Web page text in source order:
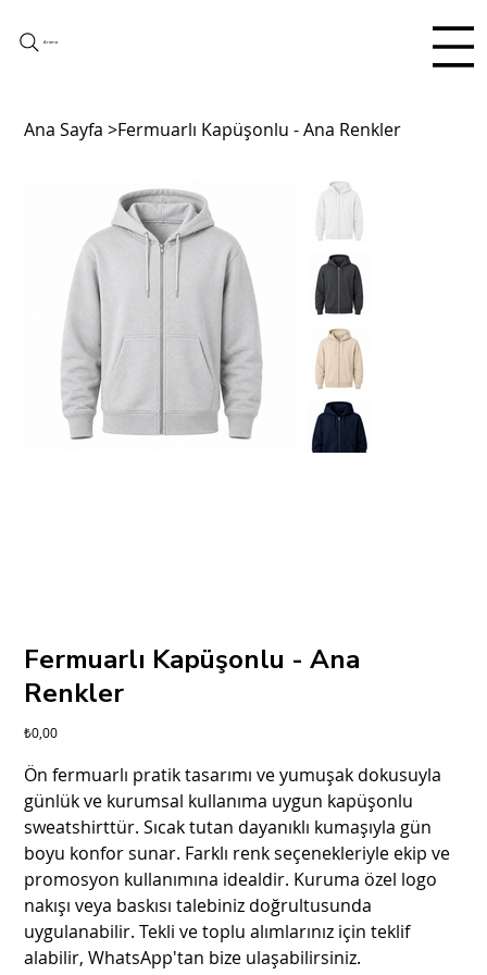
Arama
Ana Sayfa >Fermuarlı Kapüşonlu - Ana Renkler
Fermuarlı Kapüşonlu - Ana
Renkler
Fiyat
₺0,00
Ön fermuarlı pratik tasarımı ve yumuşak dokusuyla
günlük ve kurumsal kullanıma uygun kapüşonlu
sweatshirttür. Sıcak tutan dayanıklı kumaşıyla gün
boyu konfor sunar. Farklı renk seçenekleriyle ekip ve
promosyon kullanımına idealdir. Kuruma özel logo
nakışı veya baskısı talebiniz doğrultusunda
uygulanabilir. Tekli ve toplu alımlarınız için teklif
alabilir, WhatsApp'tan bize ulaşabilirsiniz.